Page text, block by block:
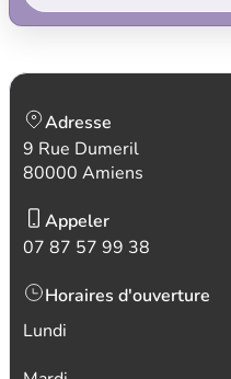
Adresse
9 Rue Dumeril
80000 Amiens
Appeler
07 87 57 99 38
Horaires d'ouverture
Lundi